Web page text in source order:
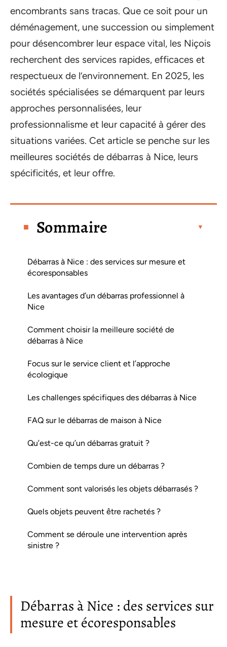
encombrants sans tracas. Que ce soit pour un
déménagement, une succession ou simplement
pour désencombrer leur espace vital, les Niçois
recherchent des services rapides, efficaces et
respectueux de l’environnement. En 2025, les
sociétés spécialisées se démarquent par leurs
approches personnalisées, leur
professionnalisme et leur capacité à gérer des
situations variées. Cet article se penche sur les
meilleures sociétés de débarras à Nice, leurs
spécificités, et leur offre.
Sommaire
Débarras à Nice : des services sur mesure et
écoresponsables
Les avantages d’un débarras professionnel à
Nice
Comment choisir la meilleure société de
débarras à Nice
Focus sur le service client et l’approche
écologique
Les challenges spécifiques des débarras à Nice
FAQ sur le débarras de maison à Nice
Qu’est-ce qu’un débarras gratuit ?
Combien de temps dure un débarras ?
Comment sont valorisés les objets débarrasés ?
Quels objets peuvent être rachetés ?
Comment se déroule une intervention après
sinistre ?
Débarras à Nice : des services sur
mesure et écoresponsables